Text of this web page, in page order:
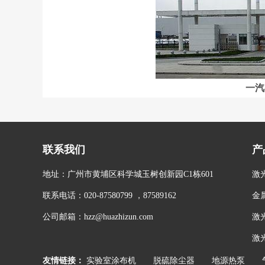
一
联系我们
地址：广州市黄埔区科学城玉树创新园C1栋601
联系电话：020-87580799 ，87589162
公司邮箱：hzz@huazhizun.com
激
金
激
激
友情链接： 实验室涂布机 脱硫除尘器 地源热泵